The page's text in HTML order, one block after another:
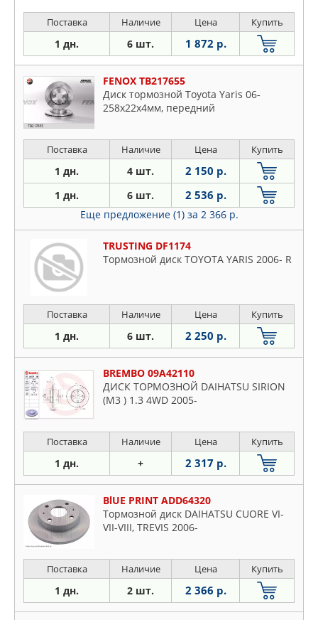
Поставка Наличие Цена Купить
1 дн. 6 шт. 1 872 р.
FENOX TB217655
Диск тормозной Toyota Yaris 06-
258x22x4мм, передний
Поставка Наличие Цена Купить
1 дн. 4 шт. 2 150 р.
1 дн. 6 шт. 2 536 р.
Еще предложение (1) за 2 366 р.
TRUSTING DF1174
Тормозной диск TOYOTA YARIS 2006- R
Поставка Наличие Цена Купить
1 дн. 6 шт. 2 250 р.
BREMBO 09A42110
ДИСК ТОРМОЗНОЙ DAIHATSU SIRION
(M3 ) 1.3 4WD 2005-
Поставка Наличие Цена Купить
1 дн. + 2 317 р.
BlUE PRINT ADD64320
Тормозной диск DAIHATSU CUORE VI-
VII-VIII, TREVIS 2006-
Поставка Наличие Цена Купить
1 дн. 2 шт. 2 366 р.